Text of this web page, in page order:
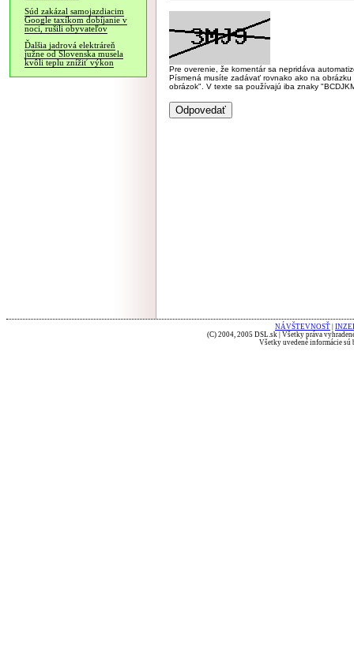
Súd zakázal samojazdiacim
Google taxíkom dobíjanie v
noci, rušili obyvateľov
Ďalšia jadrová elektráreň
južne od Slovenska musela
kvôli teplu znížiť výkon
Pre overenie, že komentár sa nepridáva
Písmená musíte zadávať rovnako ako na
obrázok". V texte sa používajú iba znaky
NÁVŠTEVNOSŤ
(C) 2004, 2005 DSL.sk | Všetky práva
Všetky uvedené informácie sú